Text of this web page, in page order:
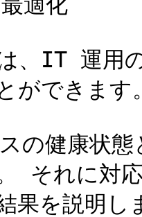
、IT 運用
ができます
の健康状態
それに対
果を説明し